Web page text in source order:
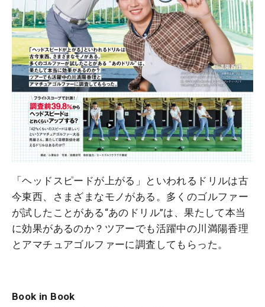
「ヘッドスピードが上がる」といわれるドリルは古
今東西、さまざまなモノがある。多くのゴルファー
が試したことがある“あのドリル”は、果たして本当
に効果があるのか？ツアーでも活躍中の川満陽香理
とアマチュアゴルファーに調査してもらった。
Book in Book